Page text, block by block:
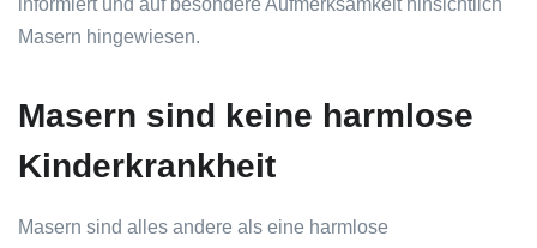
informiert und auf besondere Aufmerksamkeit hinsichtlich
Masern hingewiesen.
Masern sind keine harmlose
Kinderkrankheit
Masern sind alles andere als eine harmlose